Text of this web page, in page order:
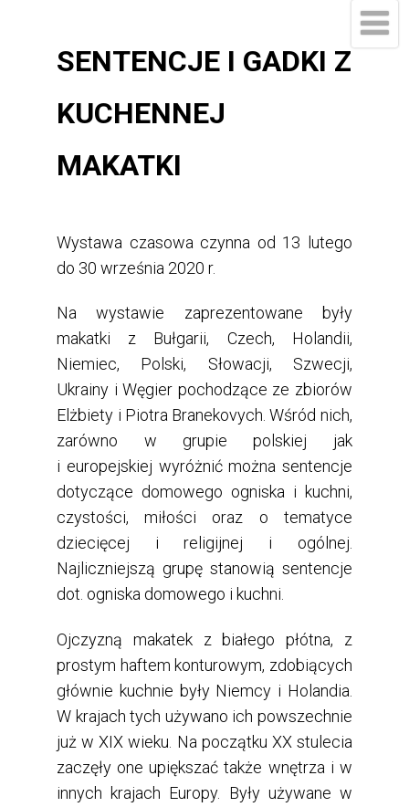
SENTENCJE I GADKI Z
KUCHENNEJ
MAKATKI
Wystawa czasowa czynna od 13 lutego
do 30 września 2020 r.
Na wystawie zaprezentowane były
makatki z Bułgarii, Czech, Holandii,
Niemiec, Polski, Słowacji, Szwecji,
Ukrainy i Węgier pochodzące ze zbiorów
Elżbiety i Piotra Branekovych.Wśród nich,
zarówno w grupie polskiej jak
i europejskiej wyróżnićmożna sentencje
dotyczące domowego ogniska i kuchni,
czystości, miłości oraz o tematyce
dziecięcej i religijnej i ogólnej.
Najliczniejszą grupę stanowią sentencje
dot. ogniska domowego i kuchni.
Ojczyzną makatek z białego płótna, z
prostym haftem konturowym, zdobiących
głównie kuchnie były Niemcy i Holandia.
W krajach tych używano ich powszechnie
już w XIX wieku. Na początku XX stulecia
zaczęły one upiększać także wnętrza i w
innych krajach Europy. Były używane w